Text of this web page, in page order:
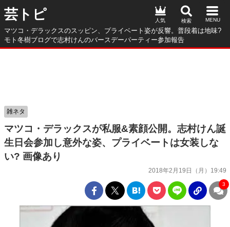
芸トピ
マツコ・デラックスのスッピン、プライベート姿が反響。普段着は地味?
モト冬樹ブログで志村けんのバースデーパーティー参加報告
人気
マツコ・デラックスが私服&素顔公開。志村けん誕
生日会参加し意外な姿、プライベートは女装しな
い? 画像あり
2018年2月19日（月）19:49
雑ネタ
3